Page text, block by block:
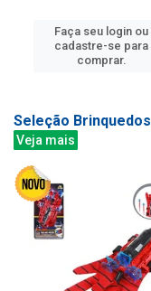
Faça seu login ou
cadastre-se para
comprar.
Seleção Brinquedos
Veja mais